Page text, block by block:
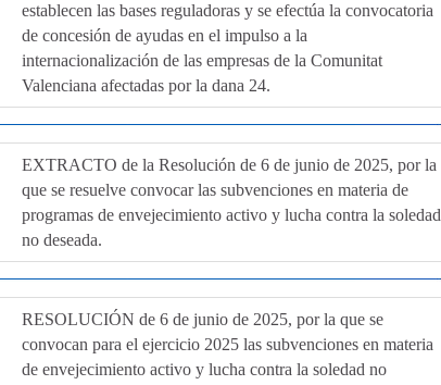
establecen las bases reguladoras y se efectúa la convocatoria
de concesión de ayudas en el impulso a la
internacionalización de las empresas de la Comunitat
Valenciana afectadas por la dana 24.
EXTRACTO de la Resolución de 6 de junio de 2025, por la
que se resuelve convocar las subvenciones en materia de
programas de envejecimiento activo y lucha contra la soledad
no deseada.
RESOLUCIÓN de 6 de junio de 2025, por la que se
convocan para el ejercicio 2025 las subvenciones en materia
de envejecimiento activo y lucha contra la soledad no